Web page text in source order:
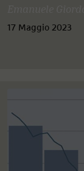
17 Maggio 2023